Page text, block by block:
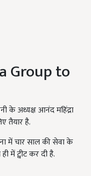
Group to
के अध्यक्ष आनंद महिंद्रा
तैयार है.
में चार साल की सेवा के
में ट्वीट कर दी है.